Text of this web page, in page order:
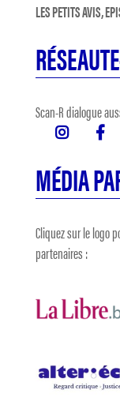
LES PETITS AVIS,
Scan-R dialogue
MÉDIA
Cliquez sur le logo
partenaires :